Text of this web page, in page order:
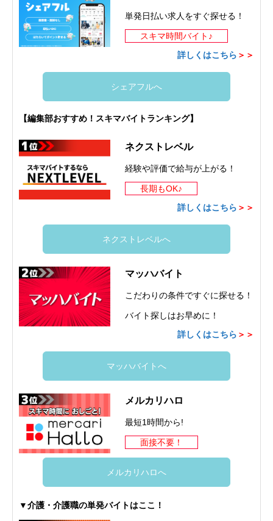
単発日払い求人をすぐ探せる！
スキマ時間バイト♪
詳しくはこちら ＞＞
シェアフルへ
【編集部おすすめ！スキマバイトランキング】
ネクストレベル
経験や評価で給与が上がる！
長期もOK♪
詳しくはこちら ＞＞
ネクストレベルへ
マッハバイト
こだわりの条件ですぐに探せる！
バイト探しはお早めに！
詳しくはこちら ＞＞
マッハバイトへ
メルカリハロ
最短1時間から!
面接不要！
メルカリハロへ
▼介護・介護職の単発バイトはここ！